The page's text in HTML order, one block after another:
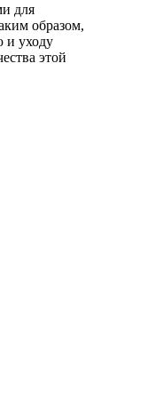
для
образом,
и уходу
этой